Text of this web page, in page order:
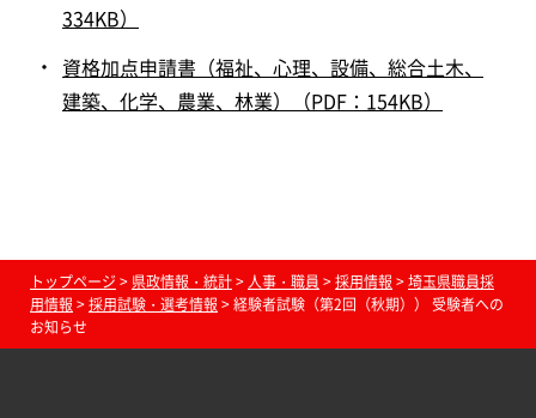
334KB）
資格加点申請書（福祉、心理、設備、総合土木、
建築、化学、農業、林業）（PDF：154KB）
トップページ> 県政情報・統計> 人事・職員 >採用情報 >埼玉県職員採
用情報 >採用試験・選考情報 > 経験者試験（第2回（秋期）） 受験者への
お知らせ